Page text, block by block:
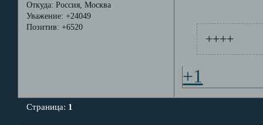
Откуда: Россия, Москва
Уважение: +24049
Позитив: +6520
++++
+1
Страница: 1